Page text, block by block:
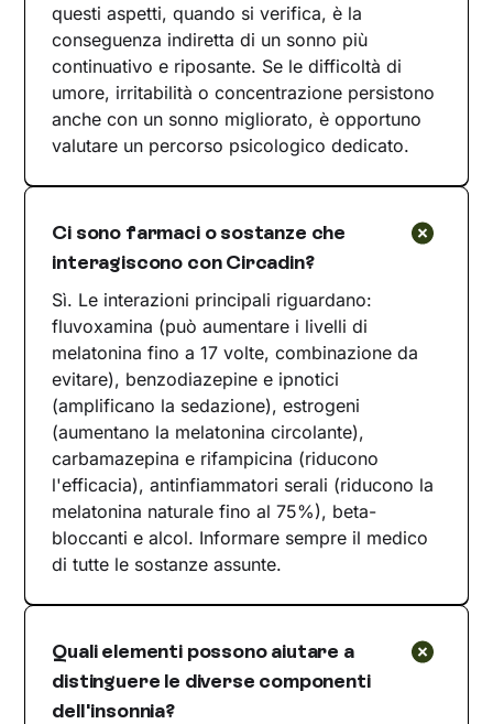
questi aspetti, quando si verifica, è la
conseguenza indiretta di un sonno più
continuativo e riposante. Se le difficoltà di
umore, irritabilità o concentrazione persistono
anche con un sonno migliorato, è opportuno
valutare un percorso psicologico dedicato.
Ci sono farmaci o sostanze che
interagiscono con Circadin?
Sì. Le interazioni principali riguardano:
fluvoxamina (può aumentare i livelli di
melatonina fino a 17 volte, combinazione da
evitare), benzodiazepine e ipnotici
(amplificano la sedazione), estrogeni
(aumentano la melatonina circolante),
carbamazepina e rifampicina (riducono
l'efficacia), antinfiammatori serali (riducono la
melatonina naturale fino al 75%), beta-
bloccanti e alcol. Informare sempre il medico
di tutte le sostanze assunte.
Quali elementi possono aiutare a
distinguere le diverse componenti
dell'insonnia?